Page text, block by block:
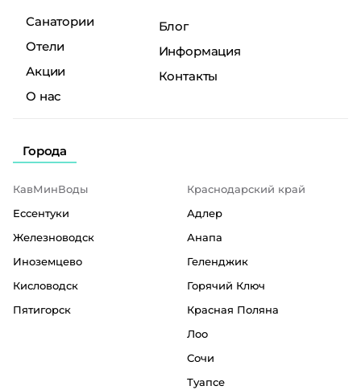
Санатории
Отели
Акции
О нас
Блог
Информация
Контакты
Города
КавМинВоды
Ессентуки
Железноводск
Иноземцево
Кисловодск
Пятигорск
Краснодарский край
Адлер
Анапа
Геленджик
Горячий Ключ
Красная Поляна
Лоо
Сочи
Туапсе